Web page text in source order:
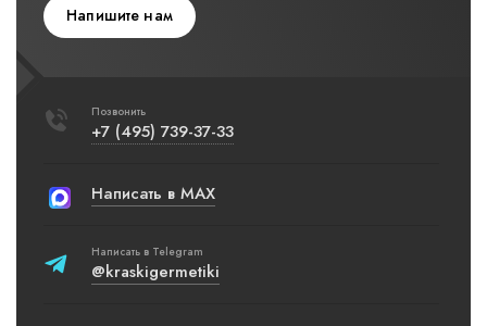
Напишите нам
Позвонить
+7 (495) 739-37-33
Написать в MAX
Написать в Telegram
@kraskigermetiki